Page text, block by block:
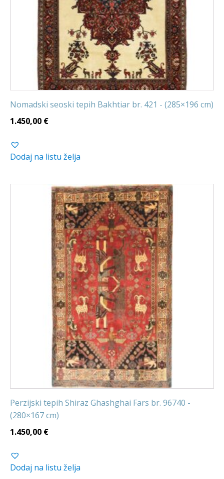
Nomadski seoski tepih Bakhtiar br. 421 - (285×196 cm)
1.450,00 €
Dodaj na listu želja
Perzijski tepih Shiraz Ghashghai Fars br. 96740 -
(280×167 cm)
1.450,00 €
Dodaj na listu želja